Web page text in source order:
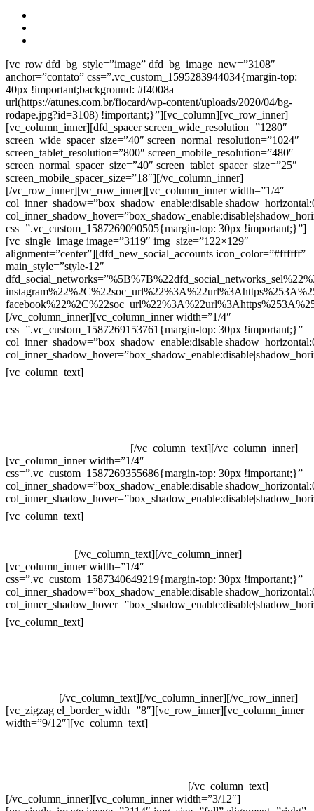
[vc_row dfd_bg_style=”image” dfd_bg_image_new=”3108″
anchor=”contato” css=”.vc_custom_1595283944034{margin-top:
40px !important;background: #f4008a
url(https://atunes.com.br/fiocard/wp-content/uploads/2020/04/bg-
rodape.jpg?id=3108) !important;}”][vc_column][vc_row_inner]
[vc_column_inner][dfd_spacer screen_wide_resolution=”1280″
screen_wide_spacer_size=”40″ screen_normal_resolution=”1024″
screen_tablet_resolution=”800″ screen_mobile_resolution=”480″
screen_normal_spacer_size=”40″ screen_tablet_spacer_size=”25″
screen_mobile_spacer_size=”18″][/vc_column_inner]
[/vc_row_inner][vc_row_inner][vc_column_inner width=”1/4″
css=”.vc_custom_1587269090505{margin-top: 30px !important;}”]
[vc_single_image image=”3119″ img_size=”122×129″
alignment=”center”][dfd_new_social_accounts icon_color=”#ffffff”
main_style=”style-12″
[/vc_column_inner][vc_column_inner width=”1/4″
css=”.vc_custom_1587269153761{margin-top: 30px !important;}”
[vc_column_text]
[/vc_column_text][/vc_column_inner]
[vc_column_inner width=”1/4″
css=”.vc_custom_1587269355686{margin-top: 30px !important;}”
[vc_column_text]
[/vc_column_text][/vc_column_inner]
[vc_column_inner width=”1/4″
css=”.vc_custom_1587340649219{margin-top: 30px !important;}”
[vc_column_text]
[/vc_column_text][/vc_column_inner][/vc_row_inner]
[vc_zigzag el_border_width=”8″][vc_row_inner][vc_column_inner
width=”9/12″][vc_column_text]
[/vc_column_text]
[/vc_column_inner][vc_column_inner width=”3/12″]